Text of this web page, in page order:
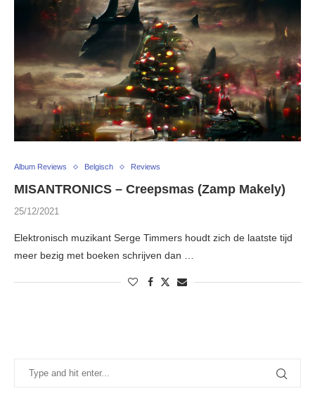
Album Reviews Belgisch Reviews
MISANTRONICS – Creepsmas (Zamp Makely)
25/12/2021
Elektronisch muzikant Serge Timmers houdt zich de laatste tijd
meer bezig met boeken schrijven dan …